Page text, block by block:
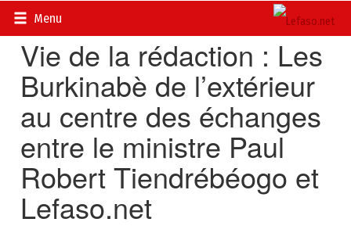
Menu
Accueil>
Vie de la rédaction : Les
Burkinabè de l’extérieur
au centre des échanges
entre le ministre Paul
Robert Tiendrébéogo et
Lefaso.net